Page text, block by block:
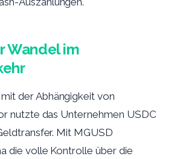
Wandel im
der Abhängigkeit von
nutzte das Unternehmen USDC
Mit MGUSD
die volle Kontrolle über die